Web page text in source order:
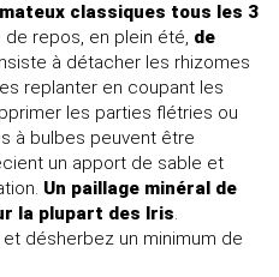
classiques tous les 3
repos, en plein été, de
à détacher les rhizomes
replanter en coupant les
les parties flétries ou
à bulbes peuvent être
un apport de sable et
Un paillage minéral de
la plupart des Iris.
désherbez un minimum de